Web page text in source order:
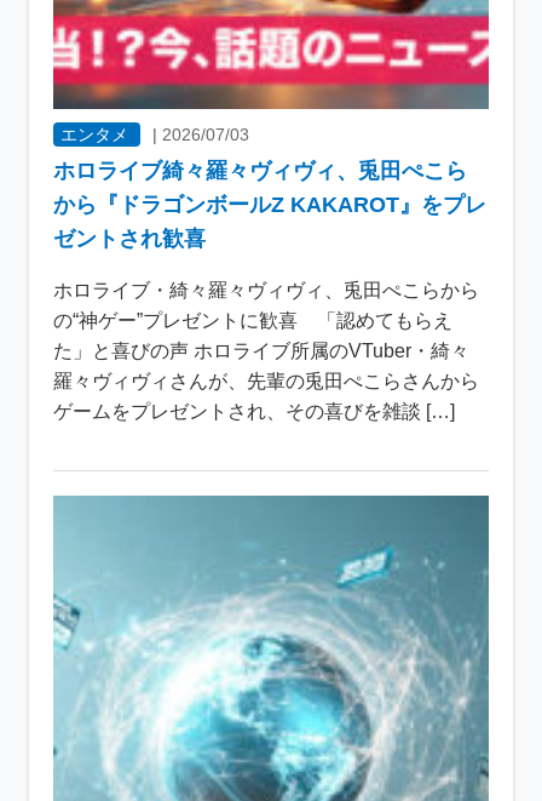
エンタメ | 2026/07/03
ホロライブ綺々羅々ヴィヴィ、兎田ぺこら
から『ドラゴンボールZ KAKAROT』をプレ
ゼントされ歓喜
ホロライブ・綺々羅々ヴィヴィ、兎田ぺこらから
の“神ゲー”プレゼントに歓喜 「認めてもらえ
た」と喜びの声 ホロライブ所属のVTuber・綺々
羅々ヴィヴィさんが、先輩の兎田ぺこらさんから
ゲームをプレゼントされ、その喜びを雑談 […]